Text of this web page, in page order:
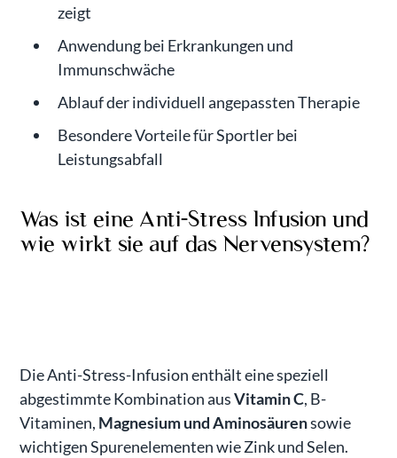
zeigt
Anwendung bei Erkrankungen und
Immunschwäche
Ablauf der individuell angepassten Therapie
Besondere Vorteile für Sportler bei
Leistungsabfall
Was ist eine Anti-Stress Infusion und
wie wirkt sie auf das Nervensystem?
Die Anti-Stress-Infusion enthält eine speziell
abgestimmte Kombination ausVitamin C, B-
Vitaminen, Magnesium und Aminosäurensowie
wichtigen Spurenelementen wie Zink und Selen.